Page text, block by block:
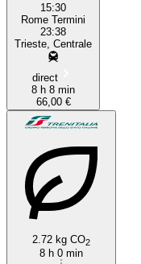
15:30
Rome Termini
23:38
Trieste, Centrale
direct
8 h 8 min
66,00 €
2.72 kg CO2
8 h 0 min